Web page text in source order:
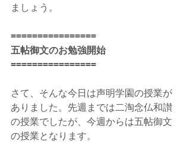
ましょう。
================
五帖御文のお勉強開始
================
さて、そんな今日は声明学園の授業が
ありました。先週までは二淘念仏和讃
の授業でしたが、今週からは五帖御文
の授業となります。